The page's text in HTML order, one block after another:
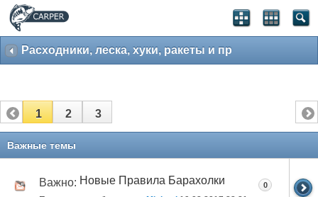
Расходники, леска, хуки, ракеты и пр
1 2 3
Важные темы
Важно: Новые Правила Барахолки 0